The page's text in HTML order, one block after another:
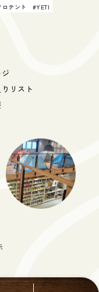
ロテント YETI
リスト